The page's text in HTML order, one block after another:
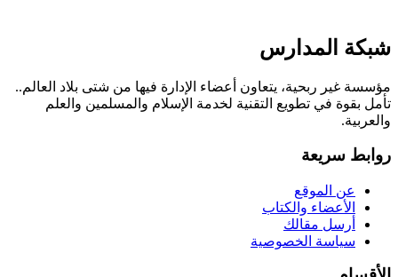
شبكة المدارس
مؤسسة غير ربحية، يتعاون أعضاء الإدارة فيها من شتى بلاد العالم..
تأمل بقوة في تطويع التقنية لخدمة الإسلام والمسلمين والعلم
والعربية.
روابط سريعة
عن الموقع
الأعضاء والكتاب
أرسل مقالك
سياسة الخصوصية